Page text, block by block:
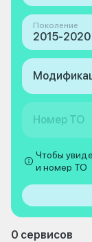
Поколение
2015-2020
Номер ТО
Чтобы
и номер ТО
0 сервисов